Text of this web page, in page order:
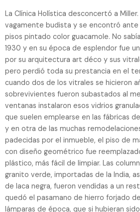
La Clínica Holística desconcertó a
vagamente budista y se encontró
pisos pintado color guacamole. No
1930 y en su época de esplendor fue
por su arquitectura art déco y sus
pero perdió toda su prestancia en el
cuando dos de los vitrales se hicieron
sobrevivientes fueron subastados al
ventanas instalaron esos vidrios
que suelen emplearse en las fábricas
y en otra de las muchas
padecidas por el inmueble, el piso de
con diseño geométrico fue
plástico, más fácil de limpiar. Las
granito verde, importadas de la India,
de laca negra, fueron vendidas a un
quedó el pasamano de hierro forjado
lámparas de época, que si hubieran